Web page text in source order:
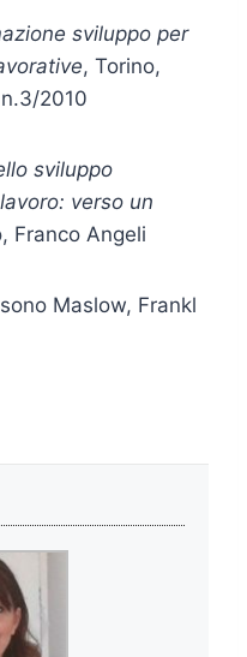
sviluppo per
, Torino,
2010
sviluppo
verso un
Franco Angeli
Maslow, Frankl